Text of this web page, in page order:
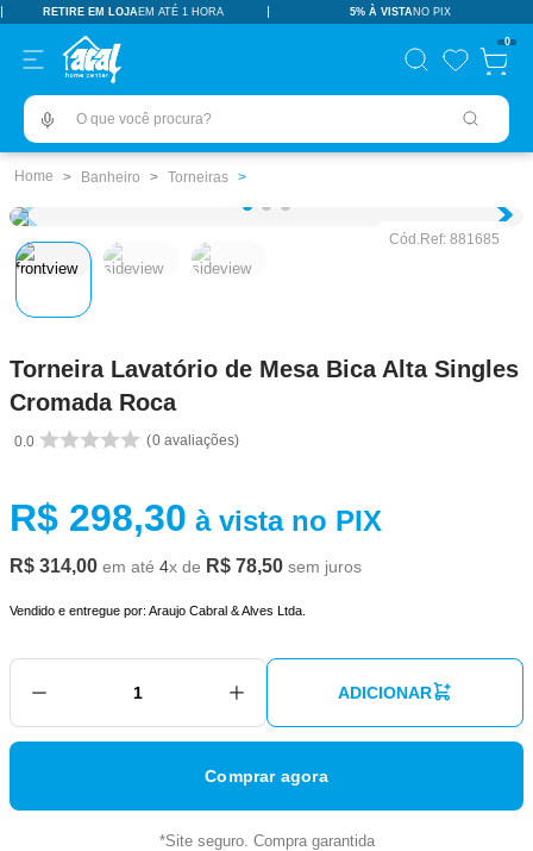
RETIRE EM LOJAEM ATÉ 1 HORA 5% À VISTANO PIX
0
O que você procura?
Banheiro Torneiras
Cód.Ref: 881685
Torneira Lavatório de Mesa Bica Alta Singles
Cromada Roca
0.0 0 avaliações
R$ 298,30 à vista no PIX
R$ 314,00 em até 4x de R$ 78,50 sem juros
Vendido e entregue por: Araujo Cabral & Alves Ltda.
ADICIONAR
Comprar agora
*Site seguro. Compra garantida
TERMOS MAIS BUSCADOS
pisos revestimentos
º ceramica
tinta
4
5º revestimento
8º chuveiro
9º porta
1